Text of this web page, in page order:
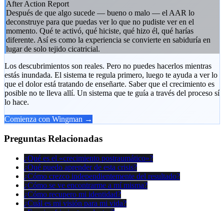
After Action Report
Después de que algo sucede — bueno o malo — el AAR lo
deconstruye para que puedas ver lo que no pudiste ver en el
momento. Qué te activó, qué hiciste, qué hizo él, qué harías
diferente. Así es como la experiencia se convierte en sabiduría en
lugar de solo tejido cicatricial.
Los descubrimientos son reales. Pero no puedes hacerlos mientras
estás inundada. El sistema te regula primero, luego te ayuda a ver lo
que el dolor está tratando de enseñarte. Saber que el crecimiento es
posible no te lleva allí. Un sistema que te guía a través del proceso sí
lo hace.
Comienza con Wingman →
Preguntas Relacionadas
¿Qué es el «crecimiento postraumático»?
¿Qué puedo aprender de esta crisis?
¿Cómo crezco independientemente del resultado?
¿Cómo se ve encontrarme a mí misma?
¿Cómo recupero mi identidad?
¿Cuál es mi visión para mi vida?